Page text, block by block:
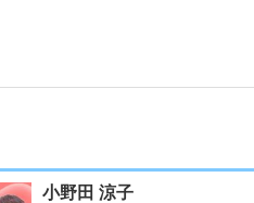
小野田 涼子